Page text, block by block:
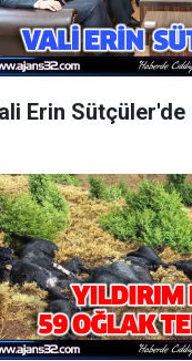
Vali Erin Sütçüler'de